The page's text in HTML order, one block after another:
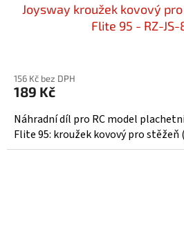
Joysway kroužek kovový
Flite 95 - RZ-JS-
156 Kč bez DPH
189 Kč
Náhradní díl pro RC model
Flite 95: kroužek kovový pro stěžeň